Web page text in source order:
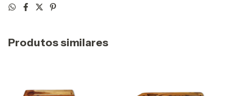
Produtos similares